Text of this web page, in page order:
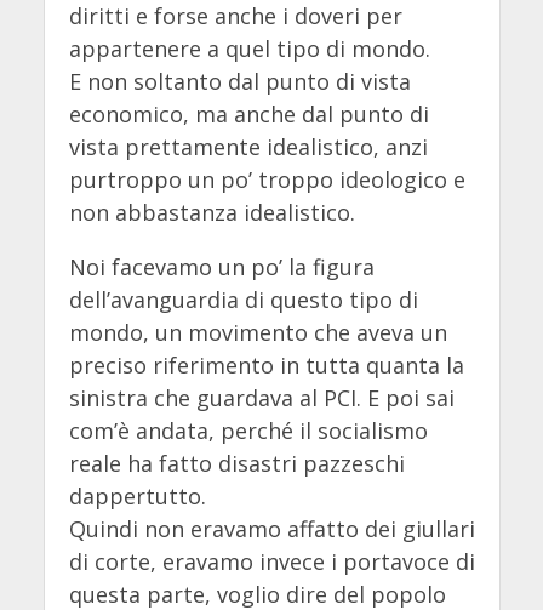
diritti e forse anche i doveri per
appartenere a quel tipo di mondo.
E non soltanto dal punto di vista
economico, ma anche dal punto di
vista prettamente idealistico, anzi
purtroppo un po’ troppo ideologico e
non abbastanza idealistico.
Noi facevamo un po’ la figura
dell’avanguardia di questo tipo di
mondo, un movimento che aveva un
preciso riferimento in tutta quanta la
sinistra che guardava al PCI. E poi sai
com’è andata, perché il socialismo
reale ha fatto disastri pazzeschi
dappertutto.
Quindi non eravamo affatto dei giullari
di corte, eravamo invece i portavoce di
questa parte, voglio dire del popolo